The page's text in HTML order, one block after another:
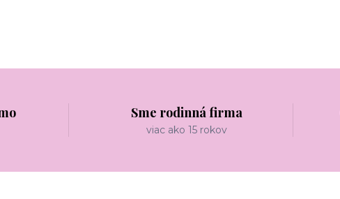
Sme rodinná firma
viac ako 15 rokov